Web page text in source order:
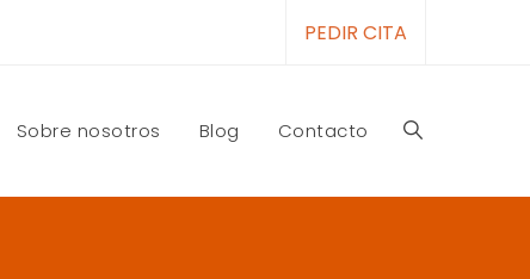
PEDIR CITA
Sobre nosotros Blog Contacto